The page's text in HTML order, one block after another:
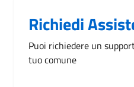
Richiedi
Puoi richiedere un
tuo comune